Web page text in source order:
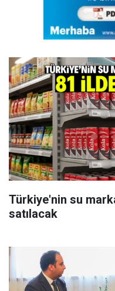
Türkiye'nin su
satılacak